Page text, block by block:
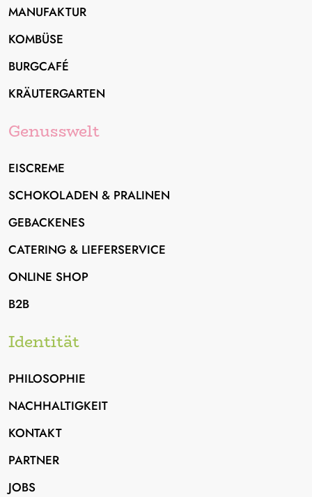
Orange-Sanddorn
aus Orangen- und Sanddornsaft
aus erfrischendem Basilikum
griech. Joghurt-Eis mit
Schokoladen-Crumbles
ein Thüringer Original mit
MANUFAKTUR
KOMBÜSE
BURGCAFÉ
KRÄUTERGARTEN
Genusswelt
EISCREME
SCHOKOLADEN & PRALINEN
GEBACKENES
CATERING & LIEFERSERVICE
ONLINE SHOP
B2B
Identität
PHILOSOPHIE
NACHHALTIGKEIT
KONTAKT
PARTNER
JOBS